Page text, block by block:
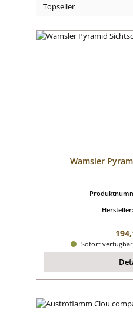
Wamsler
Hersteller:
Sofort